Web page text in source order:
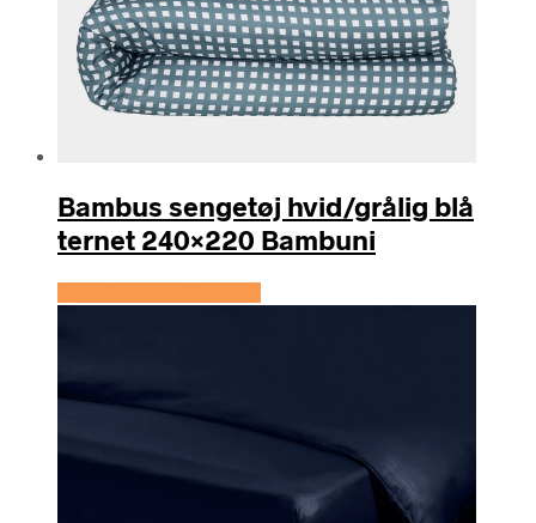
Bambus sengetøj hvid/grålig blå
ternet 240×220 Bambuni